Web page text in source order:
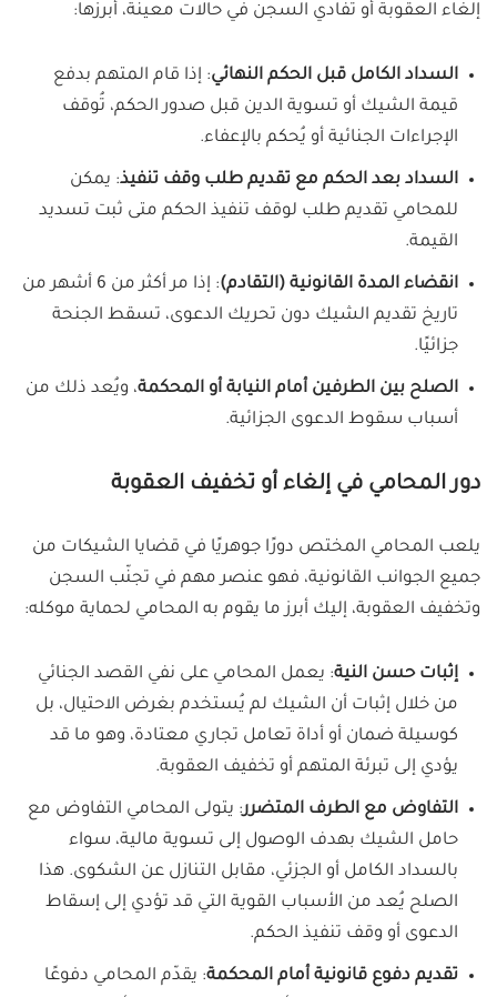
إلغاء العقوبة أو تفادي السجن في حالات معينة، أبرزها:
السداد الكامل قبل الحكم النهائي: إذا قام المتهم بدفع
قيمة الشيك أو تسوية الدين قبل صدور الحكم، تُوقف
الإجراءات الجنائية أو يُحكم بالإعفاء.
السداد بعد الحكم مع تقديم طلب وقف تنفيذ: يمكن
للمحامي تقديم طلب لوقف تنفيذ الحكم متى ثبت تسديد
القيمة.
انقضاء المدة القانونية (التقادم)
: إذا مر أكثر من 6 أشهر من
تاريخ تقديم الشيك دون تحريك الدعوى، تسقط الجنحة
جزائيًا.
الصلح بين الطرفين أمام النيابة أو المحكمة، ويُعد ذلك من
أسباب سقوط الدعوى الجزائية.
دور المحامي في إلغاء أو تخفيف العقوبة
يلعب المحامي المختص دورًا جوهريًا في قضايا الشيكات من
جميع الجوانب القانونية، فهو عنصر مهم في تجنّب السجن
وتخفيف العقوبة، إليك أبرز ما يقوم به المحامي لحماية موكله:
إثبات حسن النية: يعمل المحامي على نفي القصد الجنائي
من خلال إثبات أن الشيك لم يُستخدم بغرض الاحتيال، بل
كوسيلة ضمان أو أداة تعامل تجاري معتادة، وهو ما قد
يؤدي إلى تبرئة المتهم أو تخفيف العقوبة.
التفاوض مع الطرف المتضرر: يتولى المحامي التفاوض مع
حامل الشيك بهدف الوصول إلى تسوية مالية، سواء
بالسداد الكامل أو الجزئي، مقابل التنازل عن الشكوى. هذا
الصلح يُعد من الأسباب القوية التي قد تؤدي إلى إسقاط
الدعوى أو وقف تنفيذ الحكم.
تقديم دفوع قانونية أمام المحكمة: يقدّم المحامي دفوعًا